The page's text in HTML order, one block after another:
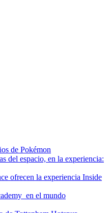
de Pokémon
del espacio, en la experiencia:
ofrecen la experiencia Inside
en el mundo